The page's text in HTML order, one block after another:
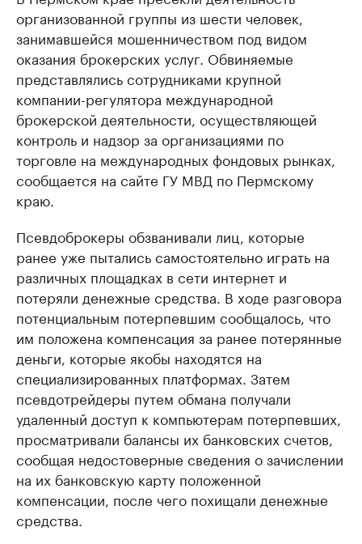
организованной группы из шести человек,
занимавшейся мошенничеством под видом
оказания брокерских услуг. Обвиняемые
представлялись сотрудниками крупной
компании-регулятора международной
брокерской деятельности, осуществляющей
контроль и надзор за организациями по
торговле на международных фондовых рынках,
сообщается на сайте ГУ МВД по Пермскому
краю.
Псевдоброкеры обзванивали лиц, которые
ранее уже пытались самостоятельно играть на
различных площадках в сети интернет и
потеряли денежные средства. В ходе разговора
потенциальным потерпевшим сообщалось, что
им положена компенсация за ранее потерянные
деньги, которые якобы находятся на
специализированных платформах. Затем
псевдотрейдеры путем обмана получали
удаленный доступ к компьютерам потерпевших,
просматривали балансы их банковских счетов,
сообщая недостоверные сведения о зачислении
на их банковскую карту положенной
компенсации, после чего похищали денежные
средства.